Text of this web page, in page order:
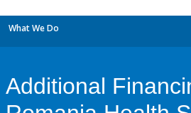
What We Do
Additional